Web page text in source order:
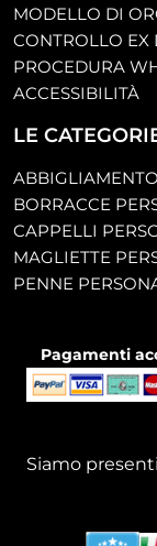
MODELLO DI
CONTROLLO EX
PROCEDURA
ACCESSIBILITÀ
LE
BORRACCE
CAPPELLI
MAGLIETTE
PENNE
Pagamenti
Siamo